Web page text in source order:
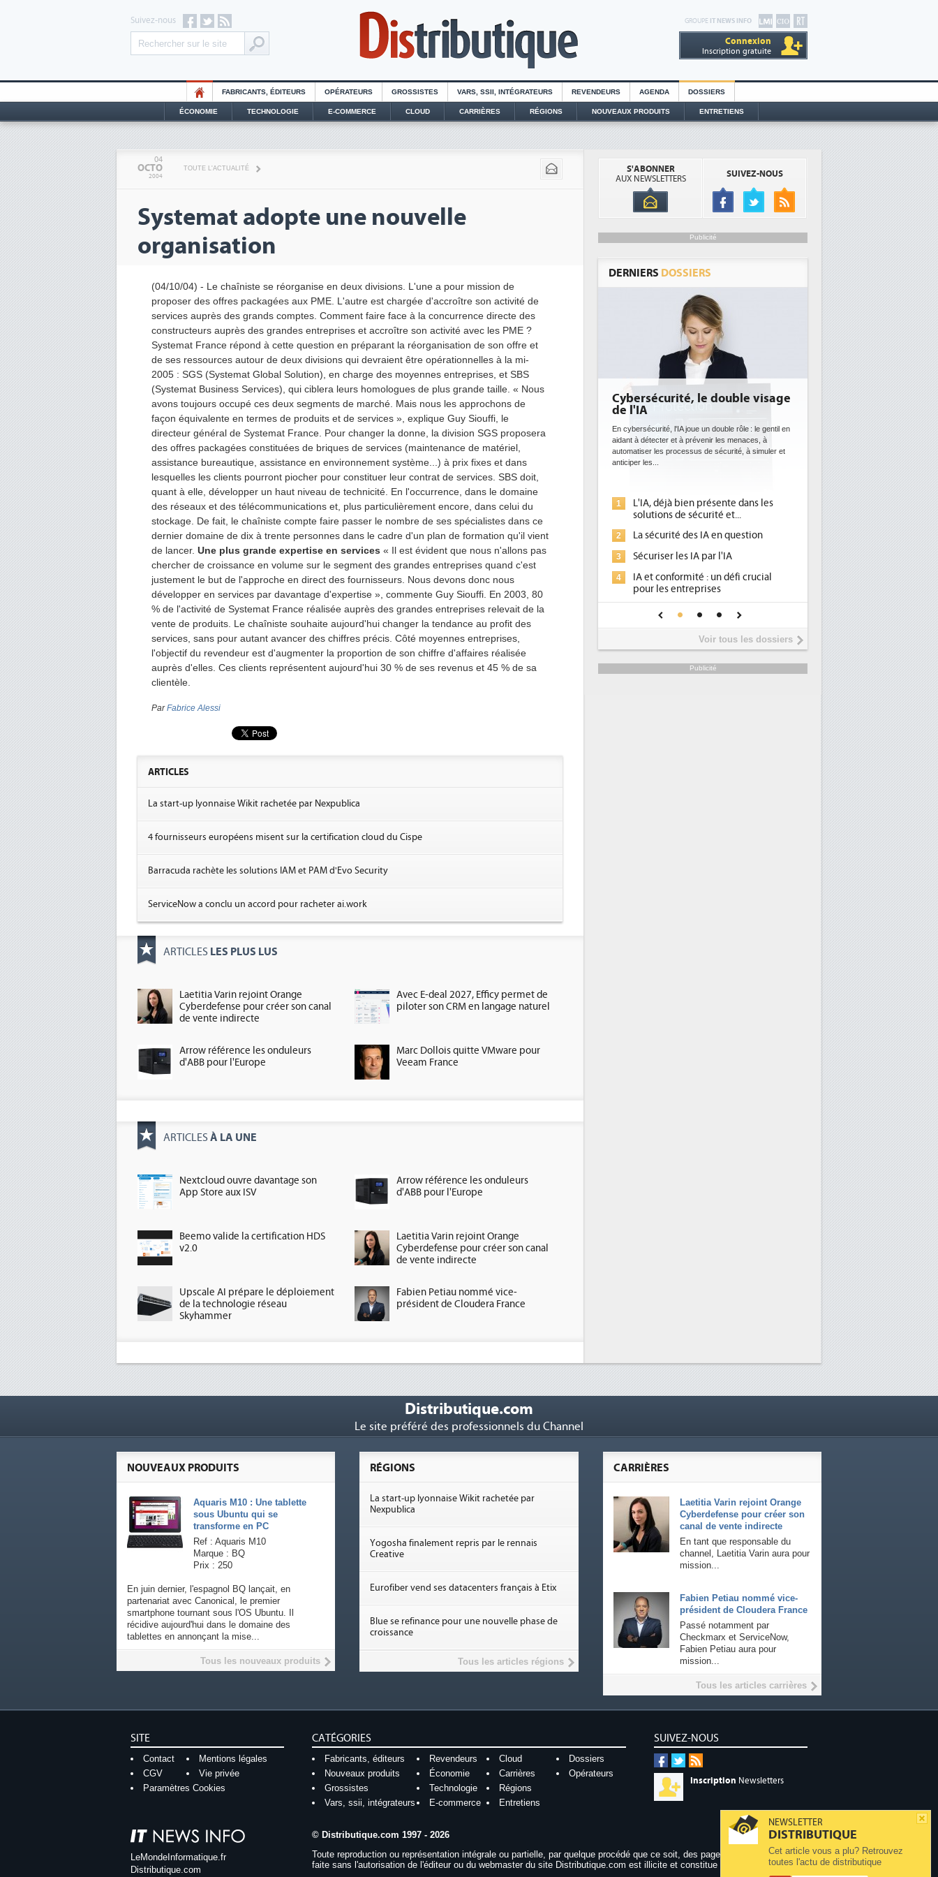
GROUPE IT NEWS INFO
Connexion
Inscription gratuite
Suivez-nous
FABRICANTS, ÉDITEURS OPÉRATEURS GROSSISTES VARS, SSII, INTÉGRATEURS REVENDEURS AGENDA DOSSIERS
ÉCONOMIE TECHNOLOGIE E-COMMERCE CLOUD CARRIÈRES RÉGIONS NOUVEAUX PRODUITS ENTRETIENS
04
OCTO
2004
TOUTE L'ACTUALITÉ
Systemat adopte une nouvelle
organisation
(04/10/04) - Le chaîniste se réorganise en deux divisions. L'une a pour mission de
proposer des offres packagées aux PME. L'autre est chargée d'accroître son activité de
services auprès des grands comptes. Comment faire face à la concurrence directe des
constructeurs auprès des grandes entreprises et accroître son activité avec les PME ?
Systemat France répond à cette question en préparant la réorganisation de son offre et
de ses ressources autour de deux divisions qui devraient être opérationnelles à la mi-
2005 : SGS (Systemat Global Solution), en charge des moyennes entreprises, et SBS
(Systemat Business Services), qui ciblera leurs homologues de plus grande taille. « Nous
avons toujours occupé ces deux segments de marché. Mais nous les approchons de
façon équivalente en termes de produits et de services », explique Guy Siouffi, le
directeur général de Systemat France. Pour changer la donne, la division SGS proposera
des offres packagées constituées de briques de services (maintenance de matériel,
assistance bureautique, assistance en environnement système...) à prix fixes et dans
lesquelles les clients pourront piocher pour constituer leur contrat de services. SBS doit,
quant à elle, développer un haut niveau de technicité. En l'occurrence, dans le domaine
des réseaux et des télécommunications et, plus particulièrement encore, dans celui du
stockage. De fait, le chaîniste compte faire passer le nombre de ses spécialistes dans ce
dernier domaine de dix à trente personnes dans le cadre d'un plan de formation qu'il vient
de lancer. Une plus grande expertise en services « Il est évident que nous n'allons pas
chercher de croissance en volume sur le segment des grandes entreprises quand c'est
justement le but de l'approche en direct des fournisseurs. Nous devons donc nous
développer en services par davantage d'expertise », commente Guy Siouffi. En 2003, 80
% de l'activité de Systemat France réalisée auprès des grandes entreprises relevait de la
vente de produits. Le chaîniste souhaite aujourd'hui changer la tendance au profit des
services, sans pour autant avancer des chiffres précis. Côté moyennes entreprises,
l'objectif du revendeur est d'augmenter la proportion de son chiffre d'affaires réalisée
auprès d'elles. Ces clients représentent aujourd'hui 30 % de ses revenus et 45 % de sa
clientèle.
ParFabrice Alessi
ARTICLES
La start-up lyonnaise Wikit rachetée par Nexpublica
4 fournisseurs européens misent sur la certification cloud du Cispe
Barracuda rachète les solutions IAM et PAM d'Evo Security
ServiceNow a conclu un accord pour racheter ai.work
ARTICLES LES PLUS LUS
Laetitia Varin rejoint Orange
Cyberdefense pour créer son canal
de vente indirecte
Avec E-deal 2027, Efficy permet de
piloter son CRM en langage naturel
Arrow référence les onduleurs
d'ABB pour l'Europe
Marc Dollois quitte VMware pour
Veeam France
ARTICLES À LA UNE
Nextcloud ouvre davantage son
App Store aux ISV
Arrow référence les onduleurs
d'ABB pour l'Europe
Beemo valide la certification HDS
v2.0
Laetitia Varin rejoint Orange
Cyberdefense pour créer son canal
de vente indirecte
Upscale AI prépare le déploiement
de la technologie réseau
Skyhammer
Fabien Petiau nommé vice-
président de Cloudera France
NEWSLETTER
DISTRIBUTIQUE
Cet article vous a plu? Retrouvez
toutes l'actu de distributique
S'ABONNER
AUX NEWSLETTERS
SUIVEZ-NOUS
Publicité
DERNIERS DOSSIERS
Cybersécurité, le double visage
En cybersécurité, l'IA joue un double rôle : le gentil en
aidant à détecter et à prévenir les menaces, à
automatiser les processus de sécurité, à simuler et
L'IA, déjà bien présente dans les
solutions de sécurité et...
La sécurité des IA en question
Sécuriser les IA par l'IA
IA et conformité : un défi crucial
pour les entreprises
Une IA de confiance pour une IA
DEE: l'efficacité énergétique
Des datacenters plus durables et plus efficaces,
ce que recherchent les pouvoirs publics européens
1
2
Phocea DC dans les cordes pour la
Interview de Fabrice Coquio,
président de Digital Realty...
6
Trimestriels IBM : L'activité
soutient les...
Voir tous les dossiers
Publicité
Distributique.com
Le site préféré des professionnels du Channel
CARRIÈRES
Laetitia Varin rejoint Orange
Cyberdefense pour créer son
canal de vente indirecte
En tant que responsable du
channel, Laetitia Varin aura pour
mission...
Fabien Petiau nommé vice-
président de Cloudera France
Passé notamment par
Checkmarx et ServiceNow,
Fabien Petiau aura pour
mission...
Tous les articles carrières
NOUVEAUX PRODUITS
Aquaris M10 : Une tablette
sous Ubuntu qui se
transforme en PC
Ref : Aquaris M10
Marque : BQ
Prix : 250
En juin dernier, l'espagnol BQ lançait, en
partenariat avec Canonical, le premier
smartphone tournant sous l'OS Ubuntu. Il
récidive aujourd'hui dans le domaine des
tablettes en annonçant la mise...
Tous les nouveaux produits
RÉGIONS
La start-up lyonnaise Wikit rachetée par
Nexpublica
Yogosha finalement repris par le rennais
Creative
Eurofiber vend ses datacenters français à Etix
Blue se refinance pour une nouvelle phase de
croissance
Tous les articles régions
SUIVEZ-NOUS
Inscription Newsletters
SITE
Contact
Mentions légales
CGV
Vie privée
Paramètres Cookies
CATÉGORIES
Fabricants, éditeurs Revendeurs Cloud
Dossiers
Nouveaux produits
Économie Carrières
Opérateurs
Grossistes
Technologie
Régions
Vars, ssii, intégrateurs
E-commerce Entretiens
LeMondeInformatique.fr
Distributique.com
© Distributique.com 1997 - 2026
Toute reproduction ou représentation intégrale ou partielle, par quelque procédé que ce soit, des pages publiées sur ce site,
faite sans l'autorisation de l'éditeur ou du webmaster du site Distributique.com est illicite et constitue une contrefaçon.